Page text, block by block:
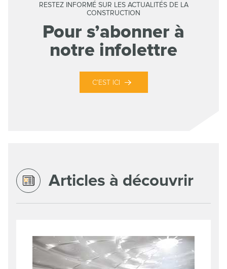
RESTEZ INFORMÉ SUR LES ACTUALITÉS DE LA
CONSTRUCTION
Pour s’abonner à
notre infolettre
C’EST ICI
Articles à découvrir